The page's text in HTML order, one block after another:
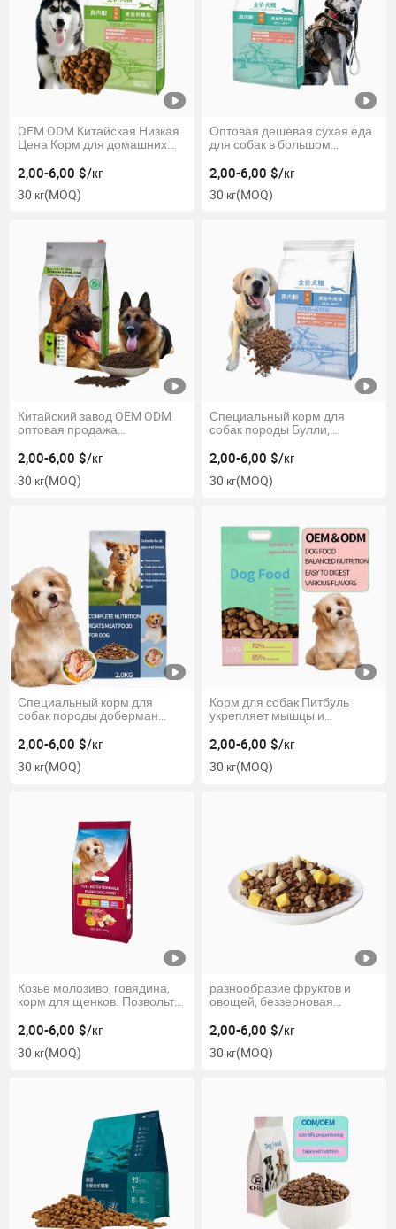
OEM ODM Китайская Низкая
Цена Корм для домашних
Множество Форм 18%
Содержание Белка Корм для
Взрослых Собак Сухой Корм
2,00-6,00 $/кг
30 кг(MOQ)
Оптовая дешевая сухая еда
для собак в большом
натуральная 25% белковая
еда для собак для
питомников и многособачьих
2,00-6,00 $/кг
30 кг(MOQ)
Китайский завод OEM ODM
оптовая продажа
собак высокого качества
запечатанный натуральный
вегетарианский сухой корм
2,00-6,00 $/кг
30 кг(MOQ)
Специальный корм для
собак породы Булли,
защиты здоровья шерсти
2,00-6,00 $/кг
30 кг(MOQ)
Специальный корм для
собак породы доберман
стимулируетVitality, высокий
уровень белка
2,00-6,00 $/кг
30 кг(MOQ)
Корм для собак Питбуль
укрепляет мышцы и
стимулируетVitality, высокое
содержание белка и энергии
2,00-6,00 $/кг
30 кг(MOQ)
Козье молозиво, говядина,
корм для щенков. Позвольте
сложенной и устранить
слезы
2,00-6,00 $/кг
30 кг(MOQ)
разнообразие фруктов и
овощей, беззерновая
и мягкий вегетарианский
корм для собак
2,00-6,00 $/кг
30 кг(MOQ)